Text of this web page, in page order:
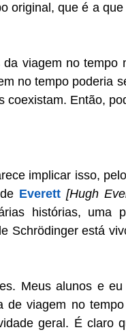
original, que é a
viagem no tempo
no tempo poderia
coexistam. Então,
implicar isso,
Everett [Hugh
histórias, uma
Schrödinger está
Meus alunos e
de viagem no
geral. É claro